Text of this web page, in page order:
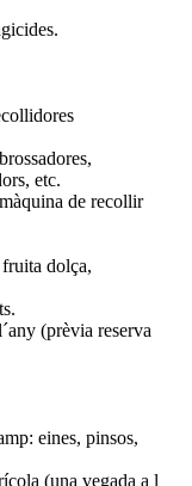
etc.
de recollir
dolça,
(prèvia reserva
eines, pinsos,
(una vegada a l